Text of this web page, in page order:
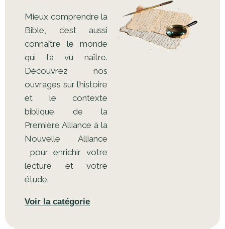
Mieux comprendre la
Bible, c’est aussi
connaître le monde
qui l’a vu naître.
Découvrez nos
ouvrages sur l’histoire
et le contexte
biblique de la
Première Alliance à la
Nouvelle Alliance
pour enrichir votre
lecture et votre
étude.
Voir la catégorie